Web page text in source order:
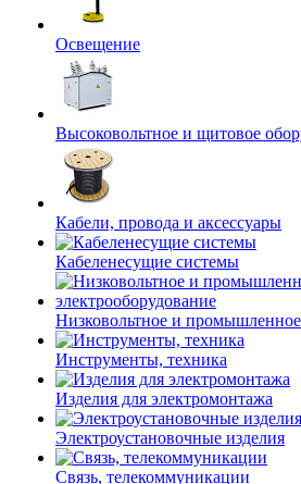
Освещение
Высоковольтное и щитовое
Кабели, провода и аксессуары
Кабеленесущие системы
Низковольтное и промышленное
Инструменты, техника
Изделия для электромонтажа
Электроустановочные изделия
Связь, телекоммуникации